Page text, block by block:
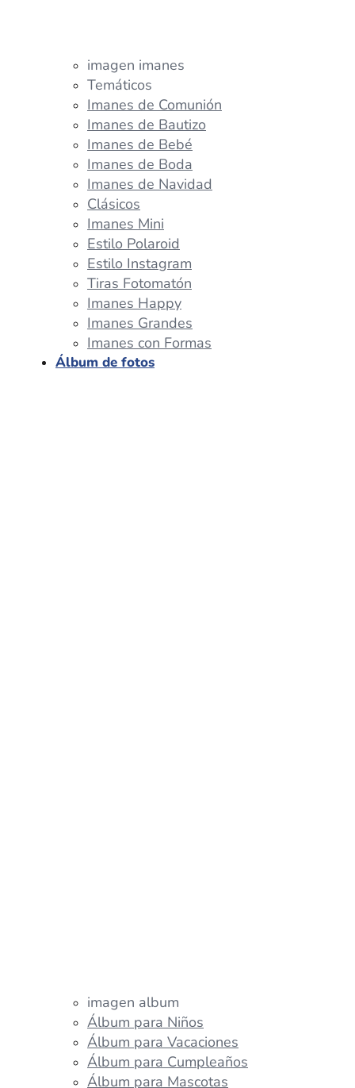
imagen imanes
Temáticos
Imanes de Comunión
Imanes de Bautizo
Imanes de Bebé
Imanes de Boda
Imanes de Navidad
Clásicos
Imanes Mini
Estilo Polaroid
Estilo Instagram
Tiras Fotomatón
Imanes Happy
Imanes Grandes
Imanes con Formas
Álbum de fotos
imagen album
Álbum para Niños
Álbum para Vacaciones
Álbum para Cumpleaños
Álbum para Mascotas